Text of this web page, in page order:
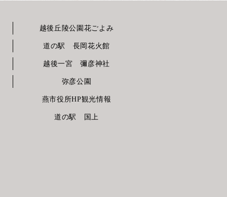
越後丘陵公園花ごよみ
道の駅 長岡花火館
越後一宮 彌彦神社
弥彦公園
燕市役所HP観光情報
道の駅 国上